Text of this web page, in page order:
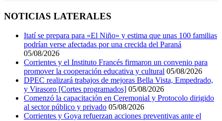
NOTICIAS LATERALES
Itatí se prepara para «El Niño» y estima que unas 100 familias
podrían verse afectadas por una crecida del Paraná
05/08/2026
Corrientes y el Instituto Francés firmaron un convenio para
promover la cooperación educativa y cultural 05/08/2026
DPEC realizará trabajos de mejoras Bella Vista, Empedrado,
y Virasoro [Cortes programados] 05/08/2026
Comenzó la capacitación en Ceremonial y Protocolo dirigido
al sector público y privado 05/08/2026
Corrientes y Goya refuerzan acciones preventivas ante el